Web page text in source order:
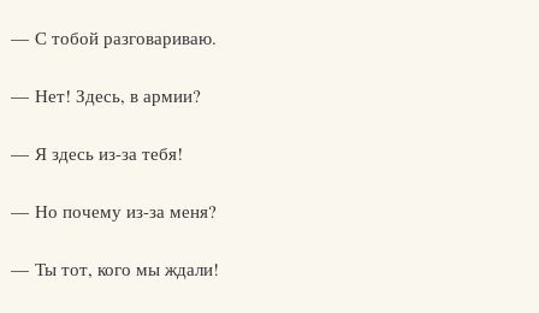
— С тобой разговариваю.
— Нет! Здесь, в армии?
— Я здесь из-за тебя!
— Но почему из-за меня?
— Ты тот, кого мы ждали!